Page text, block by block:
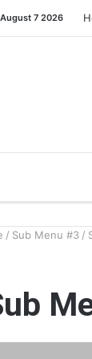
7 2026
/ Sub Menu #3 /